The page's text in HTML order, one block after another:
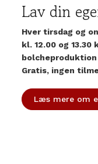
Lav din
Hver tirsdag og
kl. 12.00 og 13.30
Gratis, ingen
Læs mere om